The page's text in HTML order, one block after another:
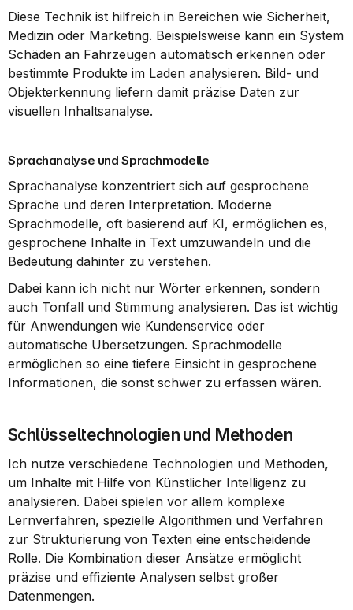
Diese Technik ist hilfreich in Bereichen wie Sicherheit,
Medizin oder Marketing. Beispielsweise kann ein System
Schäden an Fahrzeugen automatisch erkennen oder
bestimmte Produkte im Laden analysieren. Bild- und
Objekterkennung liefern damit präzise Daten zur
visuellen Inhaltsanalyse.
Sprachanalyse und Sprachmodelle
Sprachanalyse konzentriert sich auf gesprochene
Sprache und deren Interpretation. Moderne
Sprachmodelle, oft basierend auf KI, ermöglichen es,
gesprochene Inhalte in Text umzuwandeln und die
Bedeutung dahinter zu verstehen.
Dabei kann ich nicht nur Wörter erkennen, sondern
auch Tonfall und Stimmung analysieren. Das ist wichtig
für Anwendungen wie Kundenservice oder
automatische Übersetzungen. Sprachmodelle
ermöglichen so eine tiefere Einsicht in gesprochene
Informationen, die sonst schwer zu erfassen wären.
Schlüsseltechnologien und Methoden
Ich nutze verschiedene Technologien und Methoden,
um Inhalte mit Hilfe von Künstlicher Intelligenz zu
analysieren. Dabei spielen vor allem komplexe
Lernverfahren, spezielle Algorithmen und Verfahren
zur Strukturierung von Texten eine entscheidende
Rolle. Die Kombination dieser Ansätze ermöglicht
präzise und effiziente Analysen selbst großer
Datenmengen.